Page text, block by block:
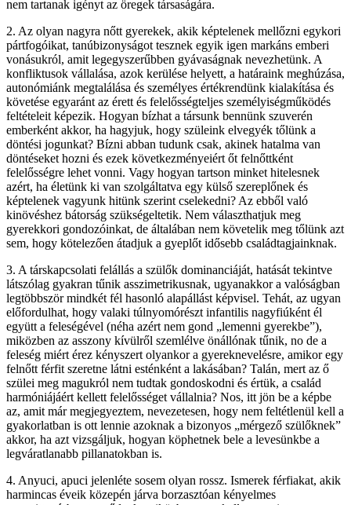
nem tartanak igényt az öregek társaságára.
2. Az olyan nagyra nőtt gyerekek, akik képtelenek mellőzni egykori
pártfogóikat, tanúbizonyságot tesznek egyik igen markáns emberi
vonásukról, amit legegyszerűbben gyávaságnak nevezhetünk. A
konfliktusok vállalása, azok kerülése helyett, a határaink meghúzása,
autonómiánk megtalálása és személyes értékrendünk kialakítása és
követése egyaránt az érett és felelősségteljes személyiségműködés
feltételeit képezik. Hogyan bízhat a társunk bennünk szuverén
emberként akkor, ha hagyjuk, hogy szüleink elvegyék tőlünk a
döntési jogunkat? Bízni abban tudunk csak, akinek hatalma van
döntéseket hozni és ezek következményeiért őt felnőttként
felelősségre lehet vonni. Vagy hogyan tartson minket hitelesnek
azért, ha életünk ki van szolgáltatva egy külső szereplőnek és
képtelenek vagyunk hitünk szerint cselekedni? Az ebből való
kinövéshez bátorság szükségeltetik. Nem választhatjuk meg
gyerekkori gondozóinkat, de általában nem követelik meg tőlünk azt
sem, hogy kötelezően átadjuk a gyeplőt idősebb családtagjainknak.
3. A társkapcsolati felállás a szülők dominanciáját, hatását tekintve
látszólag gyakran tűnik asszimetrikusnak, ugyanakkor a valóságban
legtöbbször mindkét fél hasonló alapállást képvisel. Tehát, az ugyan
előfordulhat, hogy valaki túlnyomórészt infantilis nagyfiúként él
együtt a feleségével (néha azért nem gond „lemenni gyerekbe”),
miközben az asszony kívülről szemlélve önállónak tűnik, no de a
feleség miért érez kényszert olyankor a gyereknevelésre, amikor egy
felnőtt férfit szeretne látni esténként a lakásában? Talán, mert az ő
szülei meg magukról nem tudtak gondoskodni és értük, a család
harmóniájáért kellett felelősséget vállalnia? Nos, itt jön be a képbe
az, amit már megjegyeztem, nevezetesen, hogy nem feltétlenül kell a
gyakorlatban is ott lennie azoknak a bizonyos „mérgező szülőknek”
akkor, ha azt vizsgáljuk, hogyan köphetnek bele a levesünkbe a
legváratlanabb pillanatokban is.
4. Anyuci, apuci jelenléte sosem olyan rossz. Ismerek férfiakat, akik
harmincas éveik közepén járva borzasztóan kényelmes